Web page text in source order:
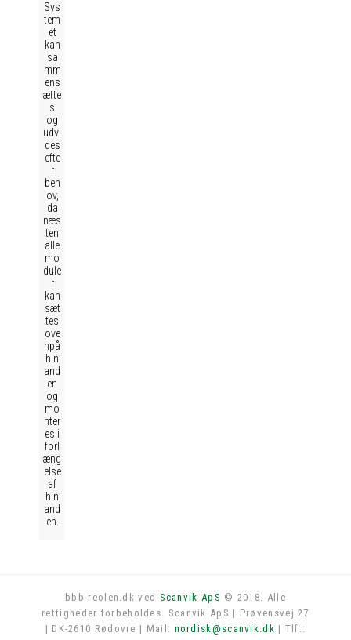
Sys
tem
et
kan
sa
mm
ens
ætte
s
og
udvi
des
efte
r
beh
ov,
da
næs
ten
alle
mo
dule
r
kan
sæt
tes
ove
npå
hin
and
en
og
mo
nter
es i
forl
æng
else
af
hin
and
en.
bbb-reolen.dk ved Scanvik ApS © 2018. Alle
rettigheder forbeholdes. Scanvik ApS | Prøvensvej 27
| DK-2610 Rødovre | Mail: nordisk@scanvik.dk | Tlf.: